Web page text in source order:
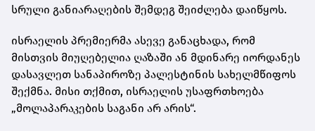
სრული განიარაღების შემდეგ შეიძლება დაიწყოს.
ისრაელის პრემიერმა ასევე განაცხადა, რომ
მისთვის მიუღებელია ღაზაში ან მდინარე იორდანეს
დასავლეთ სანაპიროზე პალესტინის სახელმწიფოს
შექმნა. მისი თქმით, ისრაელის უსაფრთხოება
„მოლაპარაკების საგანი არ არის“.